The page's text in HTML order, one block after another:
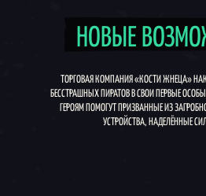
НОВЫЕ
ТОРГОВАЯ КОМПАНИЯ «КОСТИ ЖНЕЦА»
БЕССТРАШНЫХ ПИРАТОВ В СВОИ ПЕРВЫЕ
ГЕРОЯМ ПОМОГУТ ПРИЗВАННЫЕ ИЗ
УСТРОЙСТВА, НАДЕЛЁННЫЕ